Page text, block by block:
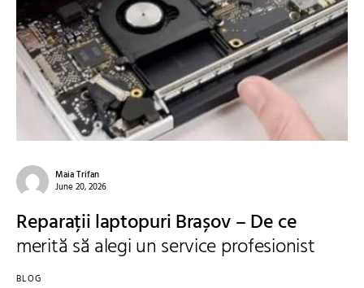
Maia Trifan
June 20, 2026
Reparații laptopuri Brașov – De ce
merită să alegi un service profesionist
BLOG